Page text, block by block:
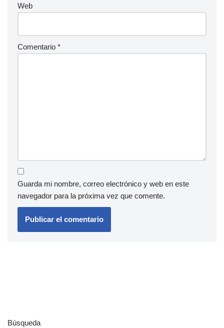
Web
Comentario *
Guarda mi nombre, correo electrónico y web en este
navegador para la próxima vez que comente.
Búsqueda